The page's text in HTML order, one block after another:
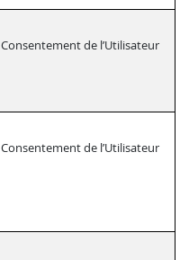
Consentement de l’Utilisateur
Consentement de l’Utilisateur